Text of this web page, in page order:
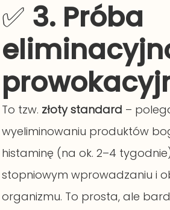
✅ 3. Próba
To tzw. złoty standard –
wyeliminowaniu produktów
histaminę (na ok. 2–4
stopniowym wprowadzaniu i
organizmu. To prosta, ale